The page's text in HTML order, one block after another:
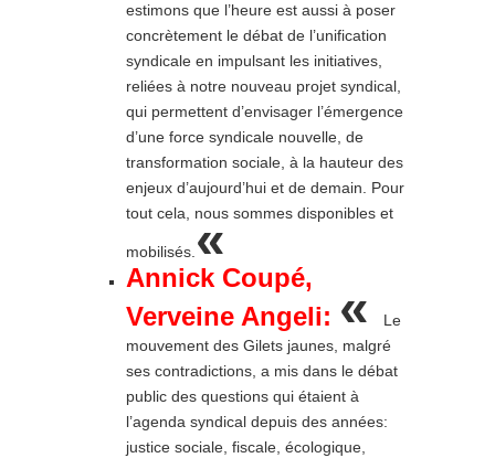
estimons que l’heure est aussi à poser
concrètement le débat de l’unification
syndicale en impulsant les initiatives,
reliées à notre nouveau projet syndical,
qui permettent d’envisager l’émergence
d’une force syndicale nouvelle, de
transformation sociale, à la hauteur des
enjeux d’aujourd’hui et de demain. Pour
tout cela, nous sommes disponibles et
mobilisés.«
Annick Coupé,
Verveine Angeli: «
Le
mouvement des Gilets jaunes, malgré
ses contradictions, a mis dans le débat
public des questions qui étaient à
l’agenda syndical depuis des années:
justice sociale, fiscale, écologique,